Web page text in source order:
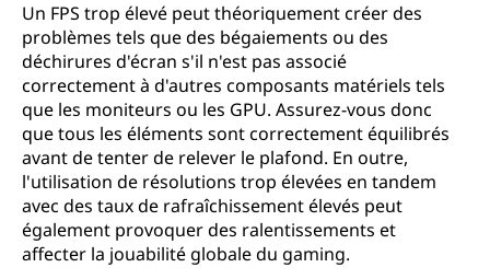
Un FPS trop élevé peut théoriquement créer des
problèmes tels que des bégaiements ou des
déchirures d'écran s'il n'est pas associé
correctement à d'autres composants matériels tels
que les moniteurs ou les GPU. Assurez-vous donc
que tous les éléments sont correctement équilibrés
avant de tenter de relever le plafond. En outre,
l'utilisation de résolutions trop élevées en tandem
avec des taux de rafraîchissement élevés peut
également provoquer des ralentissements et
affecter la jouabilité globale du gaming.